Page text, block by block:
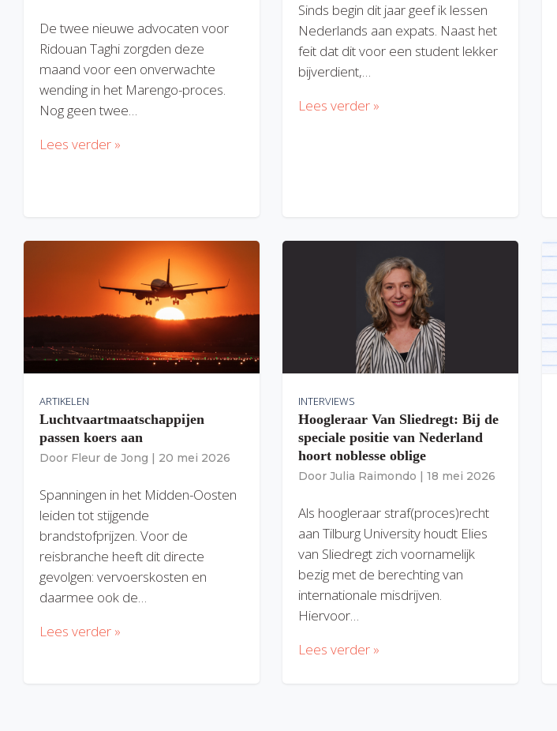
De twee nieuwe advocaten voor
Ridouan Taghi zorgden deze
maand voor een onverwachte
wending in het Marengo-proces.
Nog geen twee…
Lees verder »
Sinds begin dit jaar geef ik lessen
Nederlands aan expats. Naast het
feit dat dit voor een student lekker
bijverdient,…
Lees verder »
ARTIKELEN
Luchtvaartmaatschappijen
passen koers aan
Door Fleur de Jong | 20 mei 2026
Spanningen in het Midden-Oosten
leiden tot stijgende
brandstofprijzen. Voor de
reisbranche heeft dit directe
gevolgen: vervoerskosten en
daarmee ook de…
Lees verder »
INTERVIEWS
Hoogleraar Van Sliedregt: Bij de
speciale positie van Nederland
hoort noblesse oblige
Door Julia Raimondo | 18 mei 2026
Als hoogleraar straf(proces)recht
aan Tilburg University houdt Elies
van Sliedregt zich voornamelijk
bezig met de berechting van
internationale misdrijven.
Hiervoor…
Lees verder »